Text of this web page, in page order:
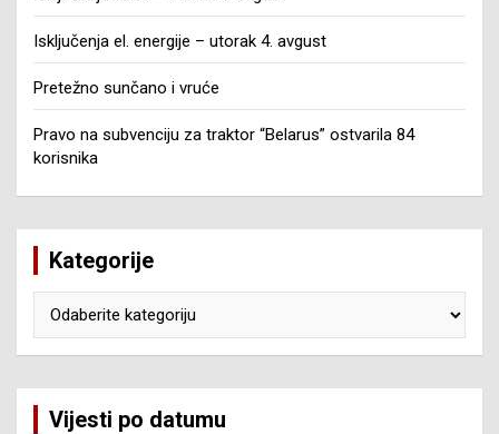
Isključenja el. energije – utorak 4. avgust
Pretežno sunčano i vruće
Pravo na subvenciju za traktor “Belarus” ostvarila 84
korisnika
Kategorije
Vijesti po datumu